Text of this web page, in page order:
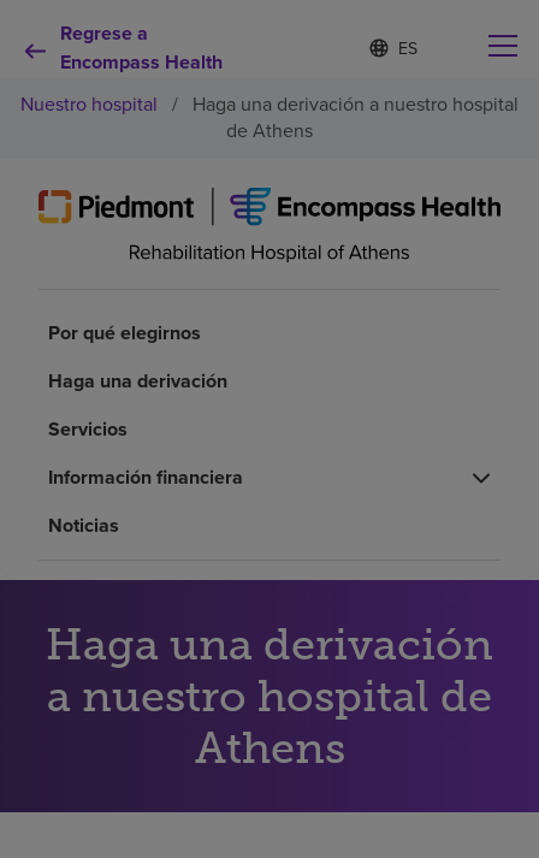
Regrese a
Encompass Health
Lista
de
contraída
d
o
e
l
e
c
Por qué debe elegirnos
Pacientes y cuidadores
Recursos de salud
Acerca de nosotros
Inversores
Empleos
Nuestro hospital / Haga una derivación a nuestro hospital
de Athens
Por qué elegirnos
Haga una derivación
Servicios
Información financiera
Noticias
Haga una derivación
a nuestro hospital de
Athens